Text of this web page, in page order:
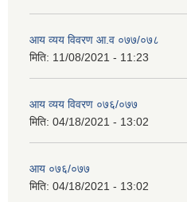
आय व्यय विवरण आ.व ०७७/०७८
मिति: 11/08/2021 - 11:23
आय व्यय विवरण ०७६/०७७
मिति: 04/18/2021 - 13:02
आय ०७६/०७७
मिति: 04/18/2021 - 13:02